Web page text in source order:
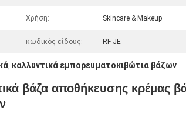
Χρήση: Skincare & Makeup
κωδικός είδους: RF-JE
, καλλυντικά εμπορευματοκιβώτια βάζων
βάζα αποθήκευσης κρέμας